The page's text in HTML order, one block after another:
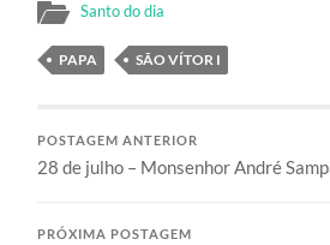
Santo do dia
PAPA SÃO VÍTOR I
POSTAGEM ANTERIOR
28 de julho – Monsenhor André
PRÓXIMA POSTAGEM